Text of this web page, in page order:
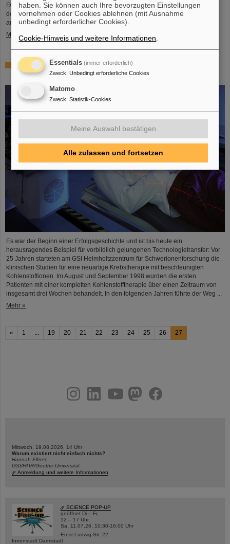
FAIR und GSI trauern um einen herausragenden Wissenschaftler und einen
der Wegbereiter für das FAIR-Projekt. Der indische Physiker Bikash Sinha ist
am 11. August im Alter von 78 Jahren von uns gegangen.
Mehr »
25 Jahre Tumortherapie: Präzise Waffen im Kampf gegen
den Krebs
Es war der Beginn einer Erfolgsgeschichte und ist bis heute ein
herausragendes Beispiel für vorbildlich gelungenen Technologietransfer: Vor
25 Jahren starteten am GSI Helmholtzzentrum für Schwerionenforschung die
klinischen Studien für eine neuartige Krebstherapie mit beschleunigten
Kohlenstoffionen. Im August und September 1998 wurden die ersten
Patienten mit einer kompletten Kohlenstofftherapie über einen Zeitraum von
insgesamt drei Wochen behandelt. In den folgenden Jahren führte der Weg ...
Mehr »
« 1 19 20 21 22 23 24 25 26 27
youtubehelmholtz.socialfacebook
Mittwoch, 19.08.2026, 14 Uhr
Warum existiert nicht einfach nichts?
Hannah Elfner,
GSI/FAIR/Goethe-Universität
Anmeldung und weitere Informationen
SCIENCE POP-UP
geöffnet Di – Fr,
12 – 17 Uhr
Sa, 11.07.26, 10:30-16:00 Uhr
Ernst-Ludwig-Str. 22
Innenstadt Darmstadt
haben. Sie können auch Ihre bevorzugten Einstellungen
vornehmen oder Cookies ablehnen (mit Ausnahme
unbedingt erforderlicher Cookies).
Cookie-Hinweis und weitere Informationen
Essentials (immer erforderlich)
Zweck: Unbedingt erforderliche Cookies
Matomo
Zweck: Statistik-Cookies
Meine Auswahl bestätigen
Alle zulassen und fortsetzen